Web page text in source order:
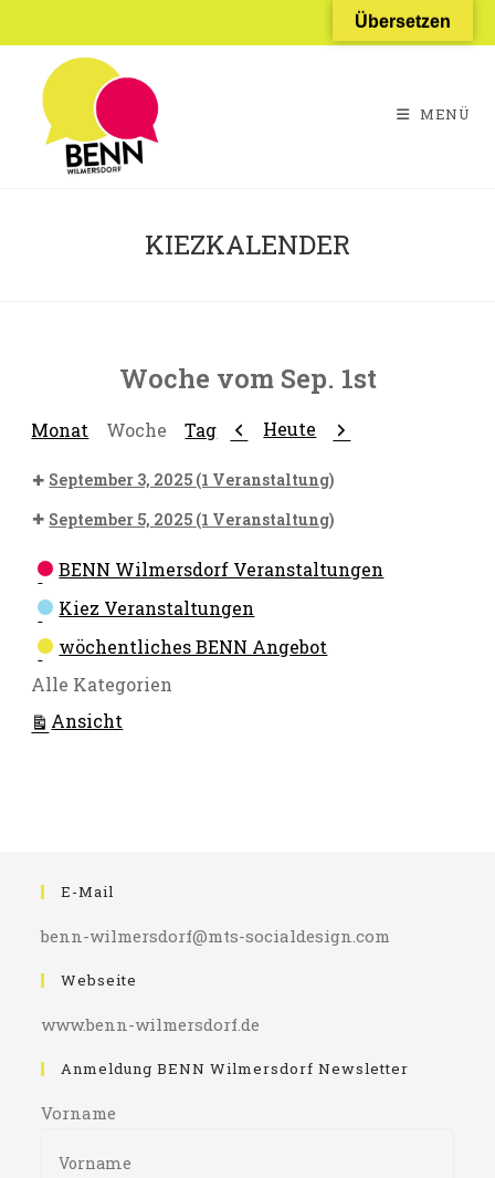
Inhalt
springen
MENÜ
KIEZKALENDER
Woche vom Sep. 1st
Monat Woche Tag Zurück
Heute Weiter
September 3, 2025 (1 Veranstaltung)
September 5, 2025 (1 Veranstaltung)
Kategorien
BENN Wilmersdorf Veranstaltungen
Kiez Veranstaltungen
wöchentliches BENN Angebot
Alle Kategorien
Ansicht
E-Mail
benn-wilmersdorf@mts-socialdesign.com
Webseite
www.benn-wilmersdorf.de
Anmeldung BENN Wilmersdorf Newsletter
Vorname
Übersetzen